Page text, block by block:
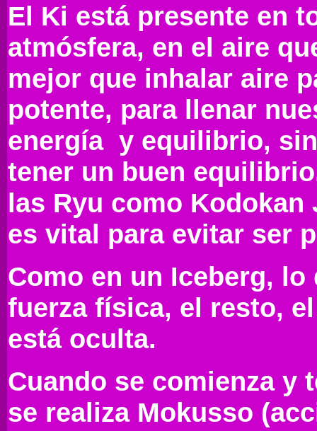
El Ki está presente en
atmósfera, en el aire
mejor que inhalar aire
potente, para llenar
energía y equilibrio,
tener un buen
las Ryu como
es vital para evitar ser
Como en un Iceberg, lo
fuerza física, el resto,
está oculta.
Cuando se comienza y
se realiza Mokusso